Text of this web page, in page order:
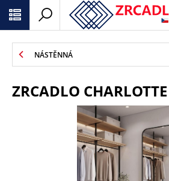
NÁSTĚNNÁ
ZRCADLO